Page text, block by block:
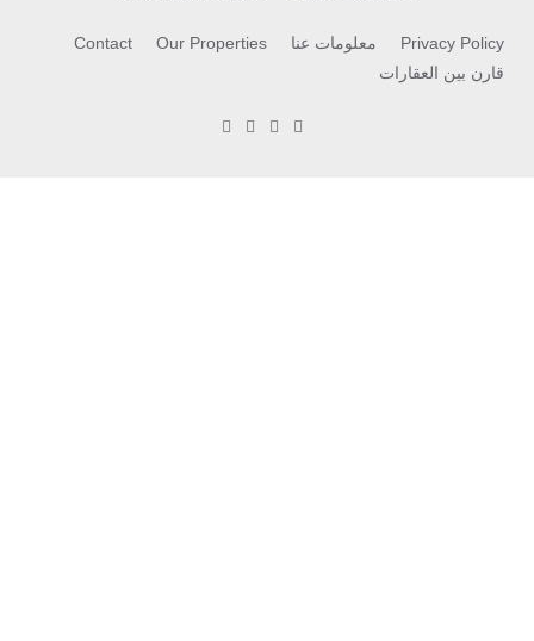
Privacy Policy معلومات عنا Our Properties
Contact
قارن بين العقارات